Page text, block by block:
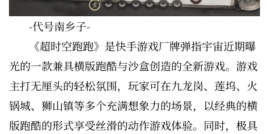
-代号南乡子-
《超时空跑跑》是快手游戏厂牌弹指宇宙近期曝
光的一款兼具横版跑酷与沙盒创造的全新游戏。游戏
主打无厘头的轻松氛围，玩家可在九龙岗、莲坞、火
锅城、狮山镇等多个充满想象力的场景，以经典的横
版跑酷的形式享受丝滑的动作游戏体验。同时，极具